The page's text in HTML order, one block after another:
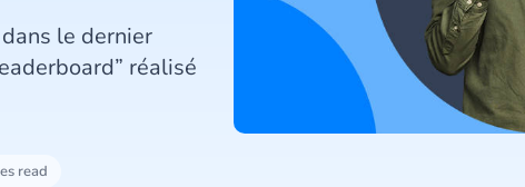
le dernier
réalisé
read